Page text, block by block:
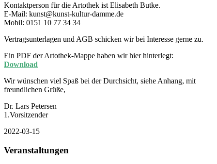
Kontaktperson für die Artothek ist Elisabeth Butke.
E-Mail: kunst@kunst-kultur-damme.de
Mobil: 0151 10 77 34 34
Vertragsunterlagen und AGB schicken wir bei Interesse gerne zu.
Ein PDF der Artothek-Mappe haben wir hier hinterlegt:
Download
Wir wünschen viel Spaß bei der Durchsicht, siehe Anhang, mit
freundlichen Grüße,
Dr. Lars Petersen
1.Vorsitzender
2022-03-15
Veranstaltungen